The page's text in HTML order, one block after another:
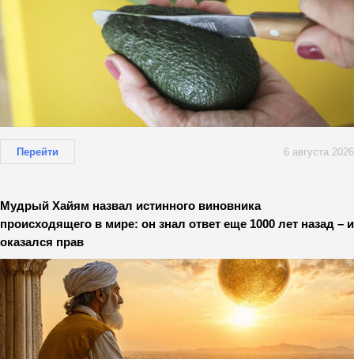
Перейти 6 августа 2026
Мудрый Хайям назвал истинного виновника
происходящего в мире: он знал ответ еще 1000 лет назад – и
оказался прав